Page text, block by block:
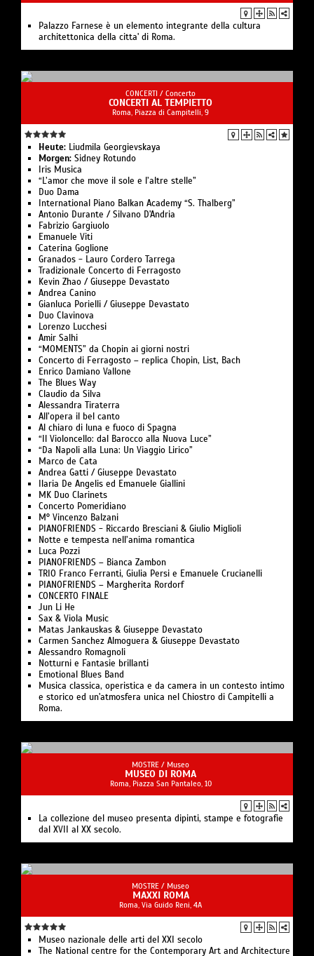
Palazzo Farnese è un elemento integrante della cultura
architettonica della citta' di Roma.
CONCERTI / Concerto
CONCERTI AL TEMPIETTO
Roma, Piazza di Campitelli, 9
Heute: Liudmila Georgievskaya
Morgen: Sidney Rotundo
Iris Musica
“L’amor che move il sole e l’altre stelle”
Duo Dama
International Piano Balkan Academy “S. Thalberg”
Antonio Durante / Silvano D'Andria
Fabrizio Gargiuolo
Emanuele Viti
Caterina Goglione
Granados - Lauro Cordero Tarrega
Tradizionale Concerto di Ferragosto
Kevin Zhao / Giuseppe Devastato
Andrea Canino
Gianluca Porielli / Giuseppe Devastato
Duo Clavinova
Lorenzo Lucchesi
Amir Salhi
“MOMENTS” da Chopin ai giorni nostri
Concerto di Ferragosto – replica Chopin, List, Bach
Enrico Damiano Vallone
The Blues Way
Claudio da Silva
Alessandra Tiraterra
All’opera il bel canto
Al chiaro di luna e fuoco di Spagna
“Il Violoncello: dal Barocco alla Nuova Luce”
“Da Napoli alla Luna: Un Viaggio Lirico”
Marco de Cata
Andrea Gatti / Giuseppe Devastato
Ilaria De Angelis ed Emanuele Giallini
MK Duo Clarinets
Concerto Pomeridiano
M° Vincenzo Balzani
PIANOFRIENDS - Riccardo Bresciani & Giulio Miglioli
Notte e tempesta nell’anima romantica
Luca Pozzi
PIANOFRIENDS – Bianca Zambon
TRIO Franco Ferranti, Giulia Persi e Emanuele Crucianelli
PIANOFRIENDS – Margherita Rordorf
CONCERTO FINALE
Jun Li He
Sax & Viola Music
Matas Jankauskas & Giuseppe Devastato
Carmen Sanchez Almoguera & Giuseppe Devastato
Alessandro Romagnoli
Notturni e Fantasie brillanti
Emotional Blues Band
Musica classica, operistica e da camera in un contesto intimo
e storico ed un'atmosfera unica nel Chiostro di Campitelli a
Roma.
MOSTRE / Museo
MUSEO DI ROMA
Roma, Piazza San Pantaleo, 10
La collezione del museo presenta dipinti, stampe e fotografie
dal XVII al XX secolo.
MOSTRE / Museo
MAXXI ROMA
Roma, Via Guido Reni, 4A
Museo nazionale delle arti del XXI secolo
The National centre for the Contemporary Art and Architecture